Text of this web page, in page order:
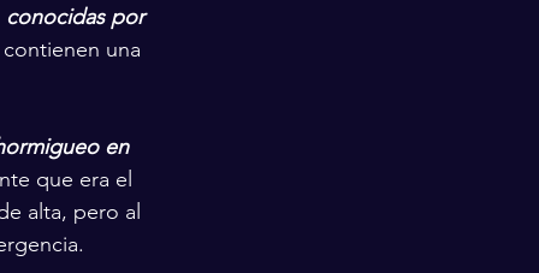
conocidas por
una
en
que era el
alta, pero al